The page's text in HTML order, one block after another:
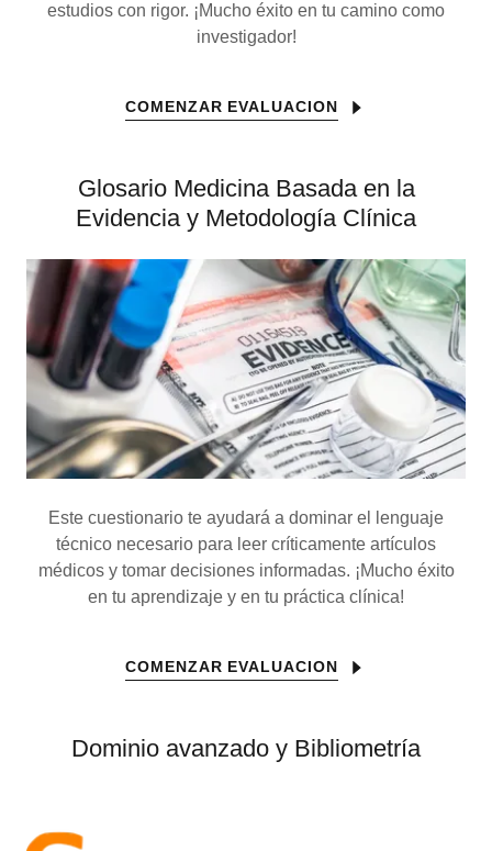
estudios con rigor. ¡Mucho éxito en tu camino como
investigador!
COMENZAR EVALUACION
Glosario Medicina Basada en la
Evidencia y Metodología Clínica
Este cuestionario te ayudará a dominar el lenguaje
técnico necesario para leer críticamente artículos
médicos y tomar decisiones informadas. ¡Mucho éxito
en tu aprendizaje y en tu práctica clínica!
COMENZAR EVALUACION
Dominio avanzado y Bibliometría